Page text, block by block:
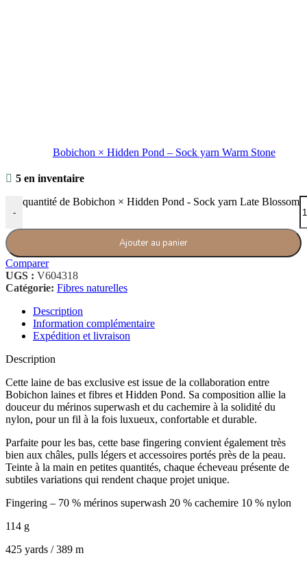
Bobichon × Hidden Pond – Sock yarn Warm Stone
5 en inventaire
-
quantité de Bobichon × Hidden Pond - Sock yarn Late Blossom
Ajouter au panier
Comparer
UGS : V604318
Catégorie: Fibres naturelles
Description
Information complémentaire
Expédition et livraison
Description
Cette laine de bas exclusive est issue de la collaboration entre
Bobichon laines et fibres et Hidden Pond. Sa composition allie la
douceur du mérinos superwash et du cachemire à la solidité du
nylon, pour un fil à la fois luxueux, confortable et durable.
Parfaite pour les bas, cette base fingering convient également très
bien aux châles, pulls légers et accessoires portés près de la peau.
Teinte à la main en petites quantités, chaque écheveau présente de
subtiles variations qui rendent chaque projet unique.
Fingering – 70 % mérinos superwash 20 % cachemire 10 % nylon
114 g
425 yards / 389 m